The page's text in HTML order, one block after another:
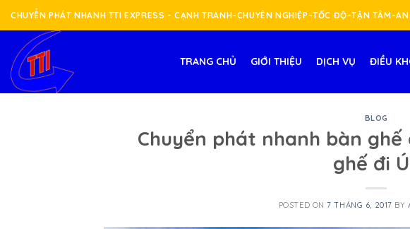
Skip
content
CHUYỂN PHÁT NHANH TTI EXPRESS - CẠNH TRANH-CHUYÊN NGHIỆP-TỐC ĐỘ-TẬN TÂM-
TRANG CHỦ GIỚI THIỆU DỊCH VỤ ĐIỀU
BLOG
Chuyển phát nhanh bàn
ghế đi
POSTED ON7 THÁNG 6, 2017 BY